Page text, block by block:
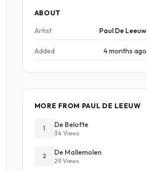
ABOUT
Artist
Paul De Leeuw
Added 4 months ago
MORE FROM PAUL DE LEEUW
1 De Belofte
34 Views
2 De Mallemolen
29 Views